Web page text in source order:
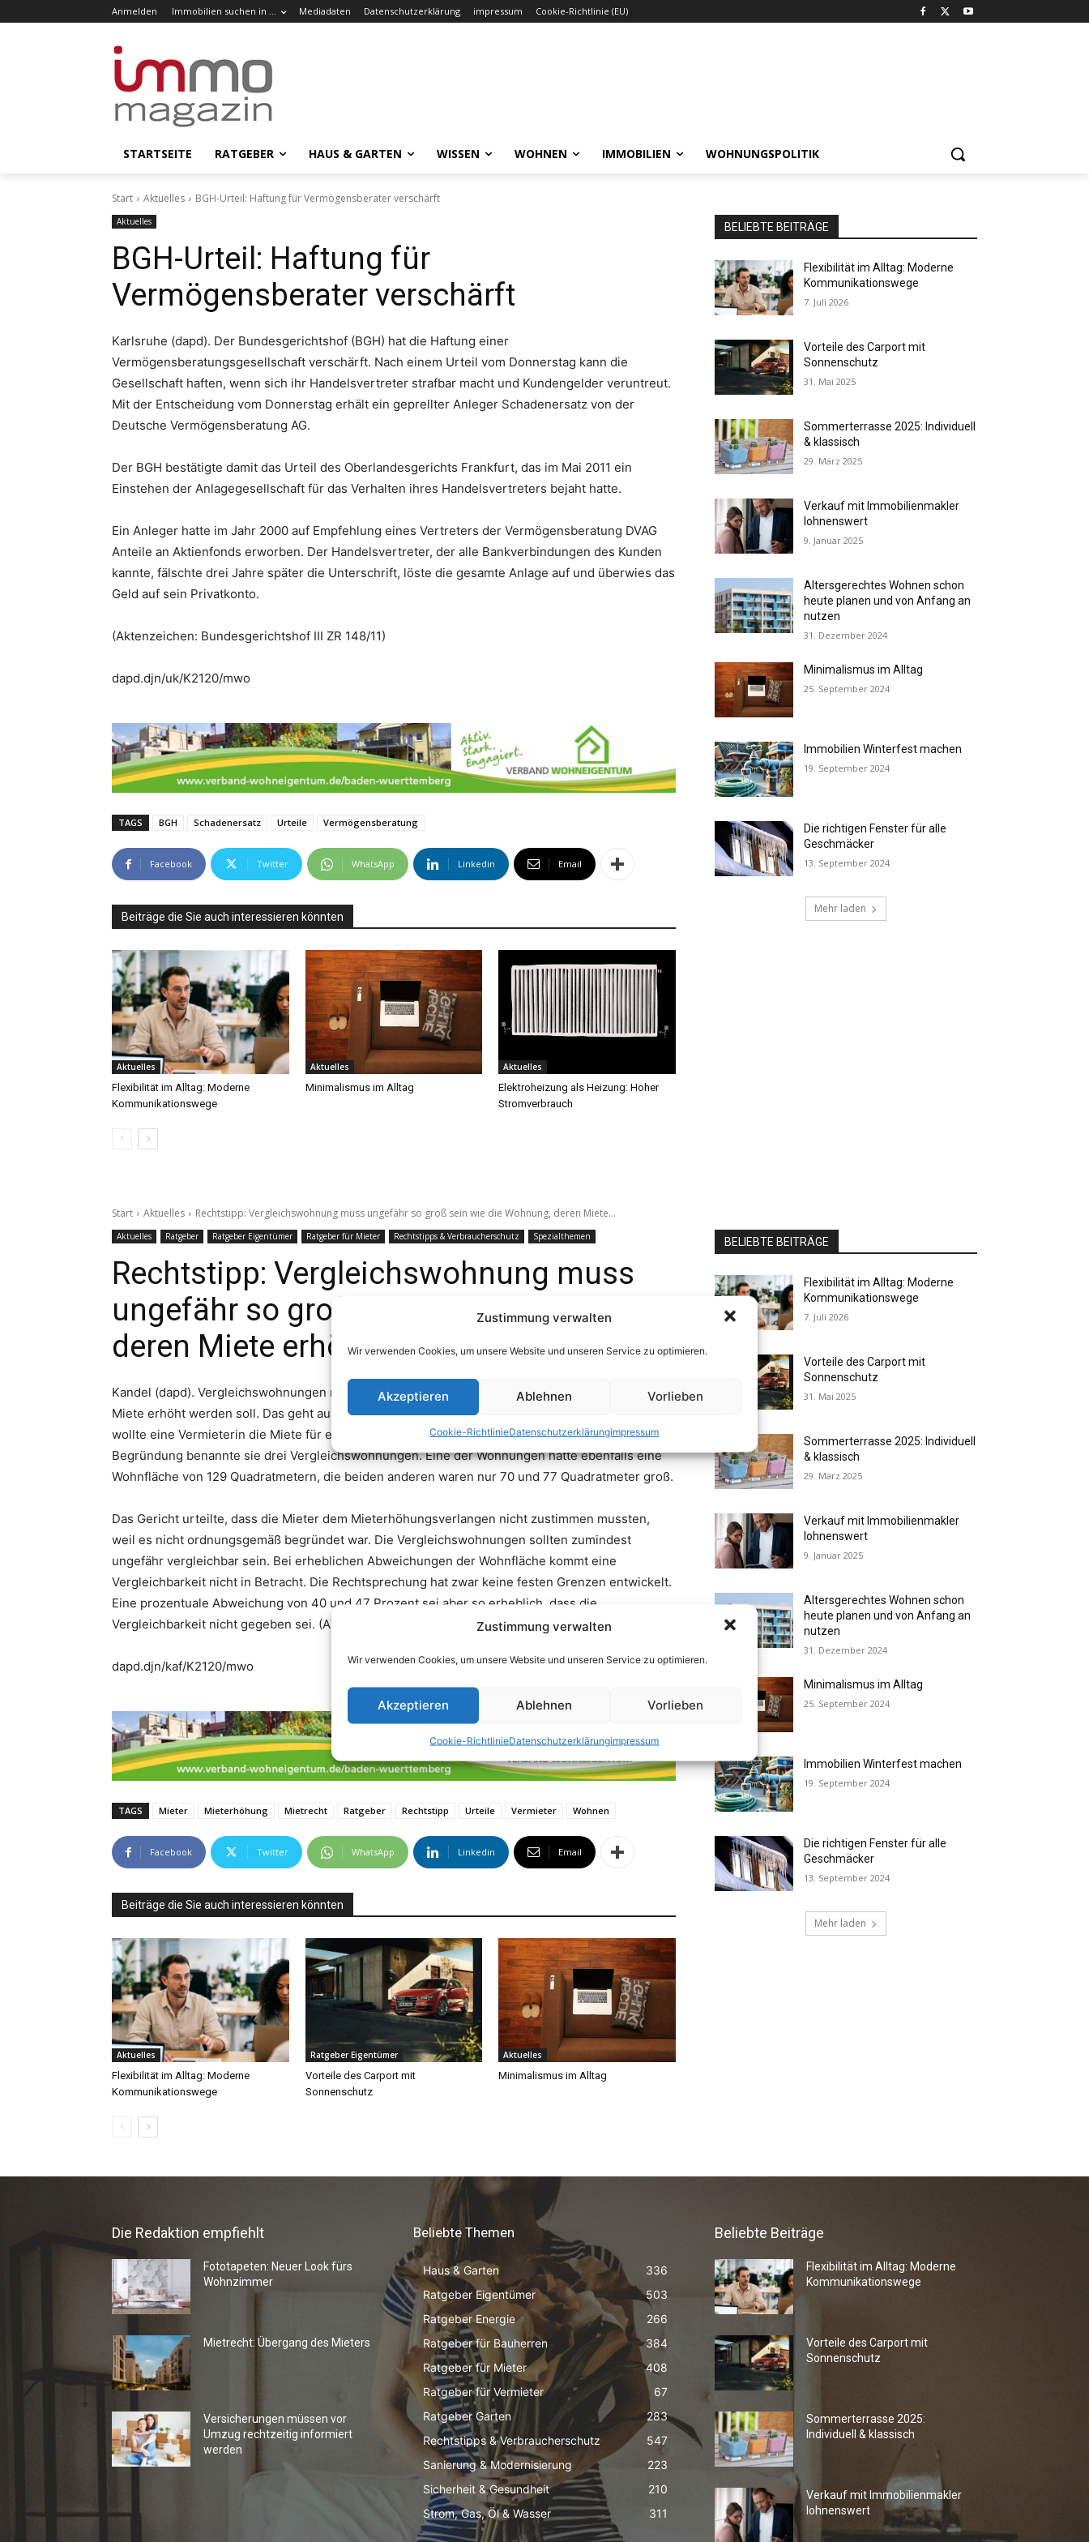
Zustimmung verwalten
Wir verwenden Cookies, um unsere Website und unseren Service zu optimieren.
Akzeptieren Ablehnen Vorlieben
Cookie-RichtlinieDatenschutzerklärungimpressum
Anmelden Immobilien suchen in … Mediadaten Datenschutzerklärung impressum Cookie-Richtlinie (EU)
STARTSEITE RATGEBER HAUS & GARTEN WISSEN WOHNEN IMMOBILIEN WOHNUNGSPOLITIK
Start Aktuelles BGH-Urteil: Haftung für Vermögensberater verschärft
Aktuelles
BGH-Urteil: Haftung für
Vermögensberater verschärft
Karlsruhe (dapd). Der Bundesgerichtshof (BGH) hat die Haftung einer
Vermögensberatungsgesellschaft verschärft. Nach einem Urteil vom Donnerstag kann die
Gesellschaft haften, wenn sich ihr Handelsvertreter strafbar macht und Kundengelder veruntreut.
Mit der Entscheidung vom Donnerstag erhält ein geprellter Anleger Schadenersatz von der
Deutsche Vermögensberatung AG.
Der BGH bestätigte damit das Urteil des Oberlandesgerichts Frankfurt, das im Mai 2011 ein
Einstehen der Anlagegesellschaft für das Verhalten ihres Handelsvertreters bejaht hatte.
Ein Anleger hatte im Jahr 2000 auf Empfehlung eines Vertreters der Vermögensberatung DVAG
Anteile an Aktienfonds erworben. Der Handelsvertreter, der alle Bankverbindungen des Kunden
kannte, fälschte drei Jahre später die Unterschrift, löste die gesamte Anlage auf und überwies das
Geld auf sein Privatkonto.
(Aktenzeichen: Bundesgerichtshof III ZR 148/11)
dapd.djn/uk/K2120/mwo
TAGS BGH Schadenersatz Urteile Vermögensberatung
Facebook Twitter WhatsApp Linkedin Email
Beiträge die Sie auch interessieren könnten
Aktuelles
Flexibilität im Alltag: Moderne
Kommunikationswege
Aktuelles
Minimalismus im Alltag
Aktuelles
Elektroheizung als Heizung: Hoher
Stromverbrauch
BELIEBTE BEITRÄGE
Flexibilität im Alltag: Moderne
Kommunikationswege
7. Juli 2026
Vorteile des Carport mit
Sonnenschutz
31. Mai 2025
Sommerterrasse 2025: Individuell
& klassisch
29. März 2025
Verkauf mit Immobilienmakler
lohnenswert
9. Januar 2025
Altersgerechtes Wohnen schon
heute planen und von Anfang an
nutzen
31. Dezember 2024
Minimalismus im Alltag
25. September 2024
Immobilien Winterfest machen
19. September 2024
Die richtigen Fenster für alle
Geschmäcker
13. September 2024
Mehr laden
Die Redaktion empfiehlt
Fototapeten: Neuer Look fürs
Wohnzimmer
Mietrecht: Übergang des Mieters
Versicherungen müssen vor
Umzug rechtzeitig informiert
werden
Beliebte Themen
Haus & Garten
336
Ratgeber Eigentümer
503
Ratgeber Energie
266
Ratgeber für Bauherren
384
Ratgeber für Mieter
408
Ratgeber für Vermieter
67
Ratgeber Garten
283
Rechtstipps & Verbraucherschutz
547
Sanierung & Modernisierung
223
Sicherheit & Gesundheit
210
Strom, Gas, Öl & Wasser
311
Beliebte Beiträge
Flexibilität im Alltag: Moderne
Kommunikationswege
Vorteile des Carport mit
Sonnenschutz
Sommerterrasse 2025:
Individuell & klassisch
Verkauf mit Immobilienmakler
lohnenswert